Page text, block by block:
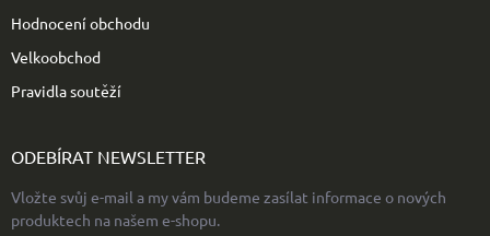
Hodnocení obchodu
Velkoobchod
Pravidla soutěží
ODEBÍRAT NEWSLETTER
Vložte svůj e-mail a my vám budeme zasílat informace o nových
produktech na našem e-shopu.